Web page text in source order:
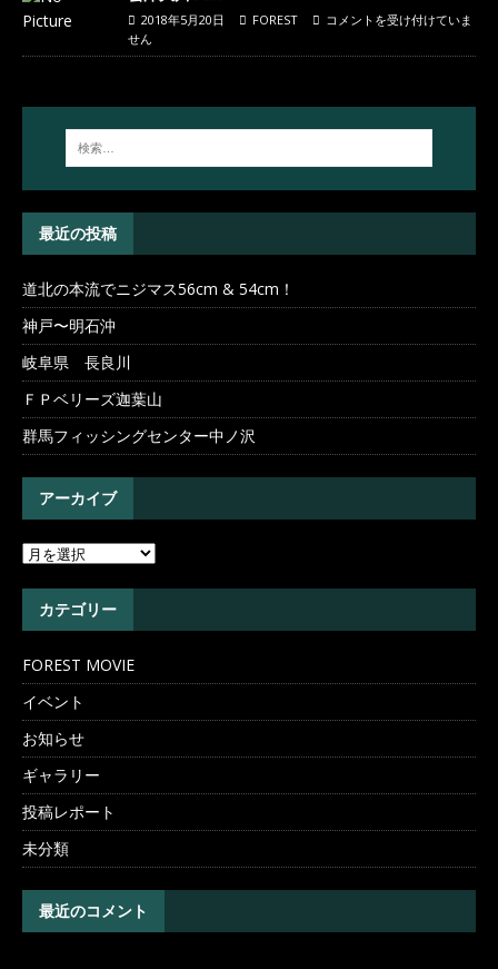
2018年5月20日 FOREST
コメントを受け付けていま
せん
最近の投稿
道北の本流でニジマス56cm & 54cm！
神戸〜明石沖
岐阜県 長良川
ＦＰベリーズ迦葉山
群馬フィッシングセンター中ノ沢
アーカイブ
カテゴリー
FOREST MOVIE
イベント
お知らせ
ギャラリー
投稿レポート
未分類
最近のコメント